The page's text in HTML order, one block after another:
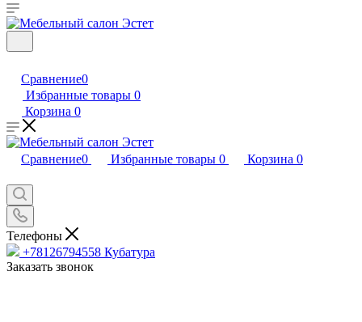
Сравнение0
Избранные товары 0
Корзина 0
Сравнение0 Избранные товары 0 Корзина 0
Телефоны
+78126794558 Кубатура
Заказать звонок